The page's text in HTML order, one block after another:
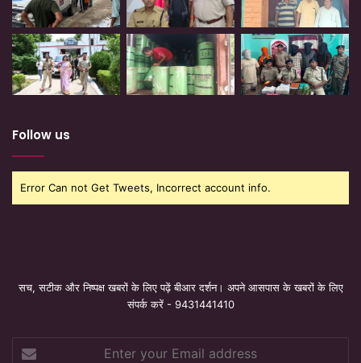
Follow us
Error Can not Get Tweets, Incorrect account info.
सच, सटीक और निष्पक्ष खबरों के लिए पढ़ें बीआर दर्शन। अपने आसपास के खबरों के लिए
संपर्क करें - 9431441410